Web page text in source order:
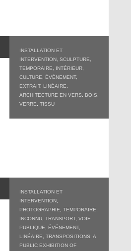
INSTALLATION ET
INTERVENTION SCULPTURE
TEMPORAIRE
INTÉRIEUR
CULTURE
ÉVÉNEMENT,
EXTRAIT, LINÉAIRE
ARCHITECTURE EN VERS
BOIS
VERRE
TISSU
INSTALLATION ET
INTERVENTION
PHOTOGRAPHIE
TEMPORAIRE
INCONNU TRANSPORT, VOIE
PUBLIQUE
ÉVÉNEMENT,
LINÉAIRE
TRANSPOSITIONS: A
PUBLIC EXHIBITION OF